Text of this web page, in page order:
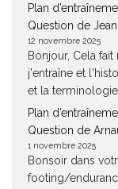
Plan
Question de
12 novembre 2025
Bonjour, Cela
j'entraîne et
et la terminologie
Plan
Question de
1 novembre 2025
Bonsoir dans
footing/